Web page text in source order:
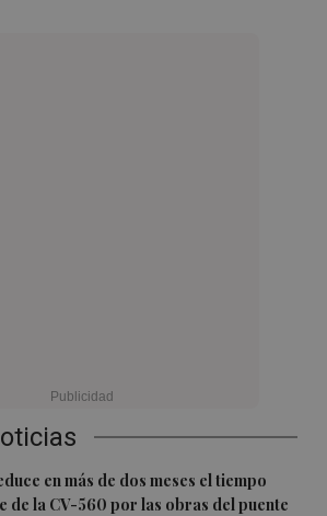
en más de dos meses el tiempo
de la CV-560 por las obras del puente